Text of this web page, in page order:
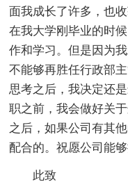
面我成长了许多，也
在我大学刚毕业的时
作和学习。但是因为
不能够再胜任行政部
思考之后，我决定还
职之前，我会做好关
之后，如果公司有其
配合的。祝愿公司能
此致